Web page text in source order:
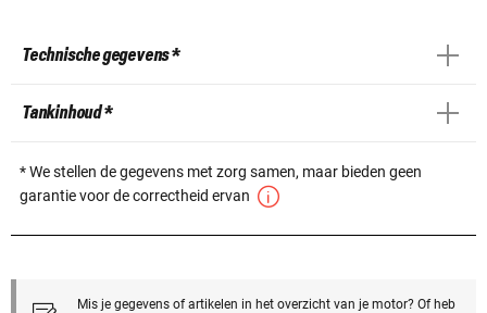
Technische gegevens *
Tankinhoud *
* We stellen de gegevens met zorg samen, maar bieden geen
garantie voor de correctheid ervan
Mis je gegevens of artikelen in het overzicht van je motor? Of heb